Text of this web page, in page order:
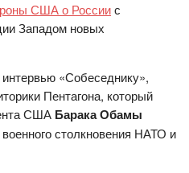
США о Россиис
Западом новых
«Собеседнику»,
Пентагона, который
США Барака Обамы
столкновения НАТО и